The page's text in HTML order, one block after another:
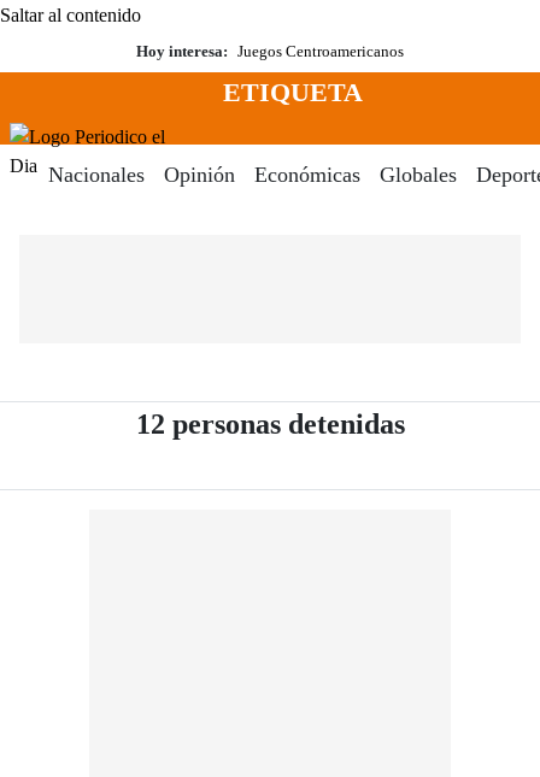
Saltar al contenido
Hoy interesa: Juegos Centroamericanos
Menú
ETIQUETA
Nacionales Opinión Económicas Globales
12 personas detenidas-